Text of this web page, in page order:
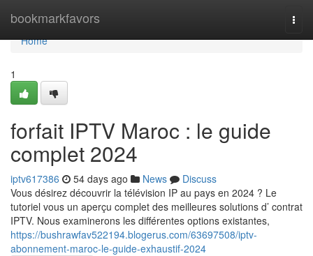
bookmarkfavors
Home
Home
1
forfait IPTV Maroc : le guide
complet 2024
iptv617386 54 days ago News
Discuss
Vous désirez découvrir la télévision IP au pays en 2024 ? Le
tutoriel vous un aperçu complet des meilleures solutions d’ contrat
IPTV. Nous examinerons les différentes options existantes,
https://bushrawfav522194.blogerus.com/63697508/iptv-
abonnement-maroc-le-guide-exhaustif-2024